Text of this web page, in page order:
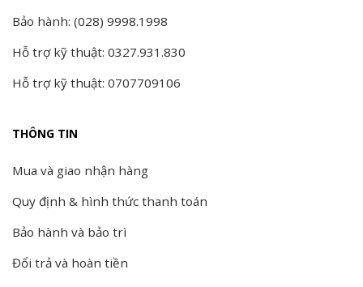
Bảo hành: (028) 9998.1998
Hỗ trợ kỹ thuật: 0327.931.830
Hỗ trợ kỹ thuật: 0707709106
THÔNG TIN
Mua và giao nhận hàng
Quy định & hình thức thanh toán
Bảo hành và bảo trì
Đổi trả và hoàn tiền